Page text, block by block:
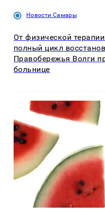
Новости Самары
От физической
полный цикл
Правобережья Волги
больнице